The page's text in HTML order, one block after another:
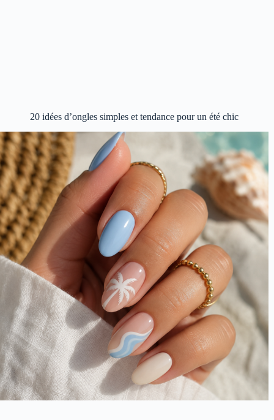
20 idées d’ongles simples et tendance pour un été chic